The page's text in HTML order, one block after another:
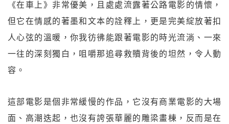
《在車上》非常優美，且處處流露著公路電影的情懷，
但它在情感的著墨和文本的詮釋上，更是完美綻放著扣
人心弦的溫暖，你我彷彿能跟著電影的時光流淌、一來
一往的深刻獨白，咀嚼那追尋救贖背後的坦然，令人動
容。
這部電影是個非常緩慢的作品，它沒有商業電影的大場
面、高潮迭起，也沒有誇張華麗的雕梁畫棟，反而是在